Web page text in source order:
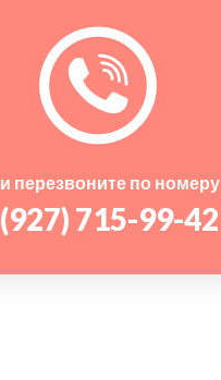
перезвоните по номеру
715-99-42